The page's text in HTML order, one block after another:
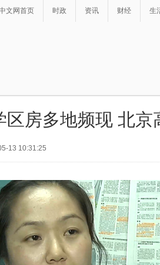
文网首页 时政 资讯 财经 生
区房多地频现 北京
13 10:31:25